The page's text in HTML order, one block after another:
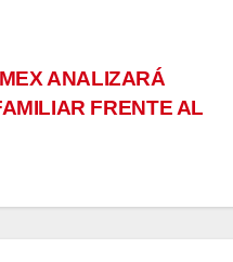
ANALIZARÁ
FRENTE AL